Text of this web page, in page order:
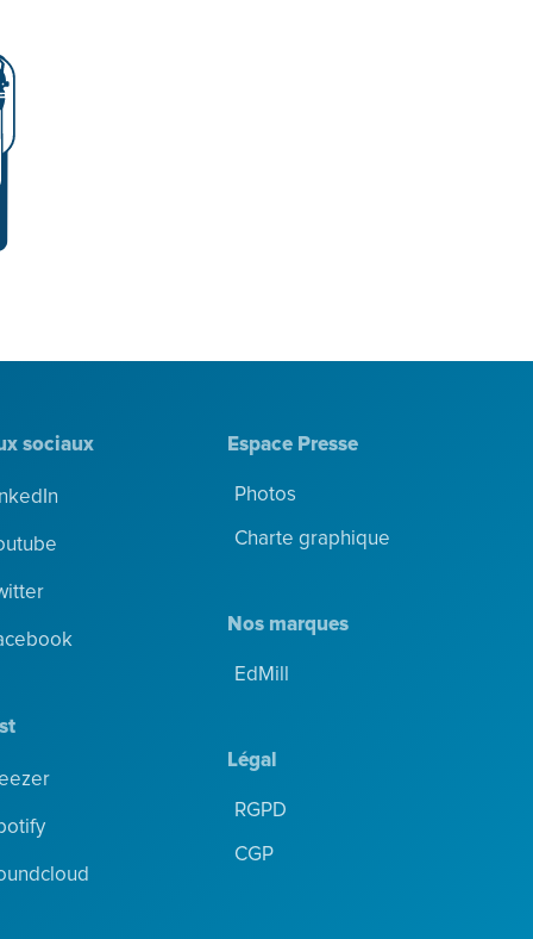
sociaux Espace Presse
Photos
Charte graphique
Nos marques
EdMill
Légal
RGPD
CGP